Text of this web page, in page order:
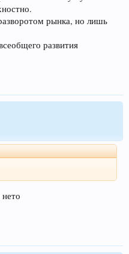
рынка, но лишь
развития